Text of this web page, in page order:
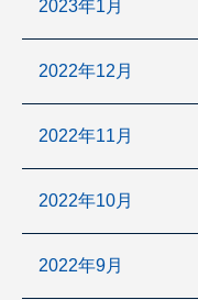
2023年1月
2022年12月
2022年11月
2022年10月
2022年9月